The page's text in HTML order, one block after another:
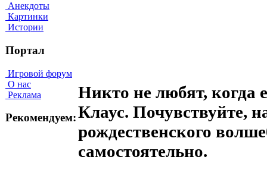
Анекдоты
Картинки
Истории
Портал
Игровой форум
О нас
Реклама
Рекомендуем:
Никто не любят, когда
Клаус. Почувствуйте,
рождественского
самостоятельно.